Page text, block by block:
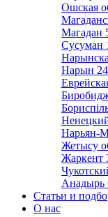
Ошская
Магадан
Сусуман
Нарын 24
Нарьян-
Жетысу
Жаркент
Анадырь
Статьи и
О нас